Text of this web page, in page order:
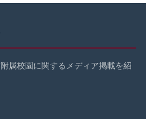
属校園に関するメディア掲載を紹